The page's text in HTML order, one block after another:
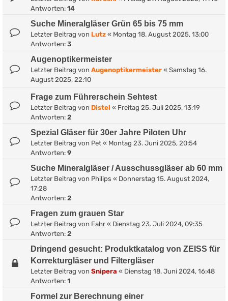
Antworten: 14
Suche Mineralgläser Grün 65 bis 75 mm
Letzter Beitrag von Lutz « Montag 18. August 2025, 13:00
Antworten: 3
Augenoptikermeister
Letzter Beitrag von Augenoptikermeister « Samstag 16.
August 2025, 22:10
Frage zum Führerschein Sehtest
Letzter Beitrag von Distel « Freitag 25. Juli 2025, 13:19
Antworten: 2
Spezial Gläser für 30er Jahre Piloten Uhr
Letzter Beitrag von Pet « Montag 23. Juni 2025, 20:54
Antworten: 9
Suche Mineralgläser / Ausschussgläser ab 60 mm
Letzter Beitrag von Philips « Donnerstag 15. August 2024,
17:28
Antworten: 2
Fragen zum grauen Star
Letzter Beitrag von Fahr « Dienstag 23. Juli 2024, 09:35
Antworten: 2
Dringend gesucht: Produktkatalog von ZEISS für
Korrekturgläser und Filtergläser
Letzter Beitrag von Snipera « Dienstag 18. Juni 2024, 16:48
Antworten: 1
Formel zur Berechnung einer